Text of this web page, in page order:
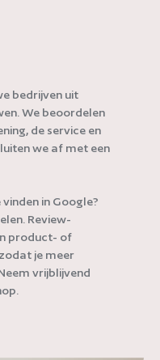
bedrijven uit
We beoordelen
de service en
we af met een
in Google?
Review-
product- of
je meer
vrijblijvend